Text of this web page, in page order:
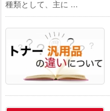
種類として、主に ...